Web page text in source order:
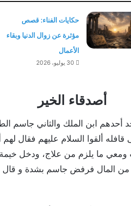
حكايات الفناء: قصص
مؤثرة عن زوال الدنيا وبقاء
الأعمال
30 يوليو، 2026
أصدقاء الخير
ابن الملك والثاني جاسم
ألقوا السلام عليهم فقال لهم
ما يلزم من علاج، ودخل خيمة
فرفض جاسم بشدة و قال له